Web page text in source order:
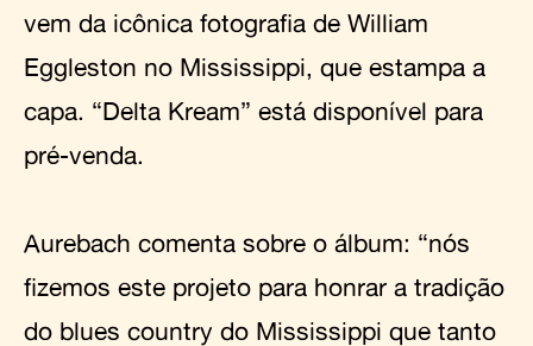
vem da icônica fotografia de William
Eggleston no Mississippi, que estampa a
capa. “Delta Kream” está disponível para
pré-venda.
Aurebach comenta sobre o álbum: “nós
fizemos este projeto para honrar a tradição
do blues country do Mississippi que tanto